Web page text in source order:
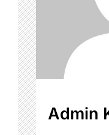
Admin